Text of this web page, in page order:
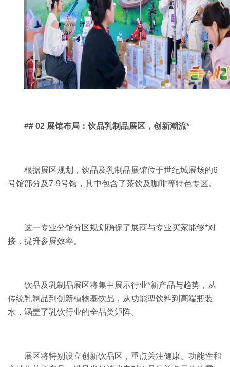
## 02 展馆布局：饮品乳制品展区，创新潮流*
根据展区规划，饮品及乳制品展馆位于世纪城展场的6
号馆部分及7-9号馆，其中包含了茶饮及咖啡等特色专区。
这一专业分馆分区规划确保了展商与专业买家能够*对
接，提升参展效率。
饮品及乳制品展区将集中展示行业*新产品与趋势，从
传统乳制品到创新植物基饮品，从功能型饮料到高端瓶装
水，涵盖了乳饮行业的全品类矩阵。
展区将特别设立创新饮品区，重点关注健康、功能性和